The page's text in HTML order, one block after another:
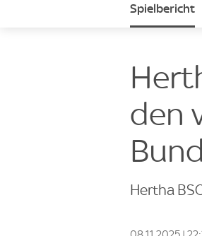
Spielbericht
den
Hertha